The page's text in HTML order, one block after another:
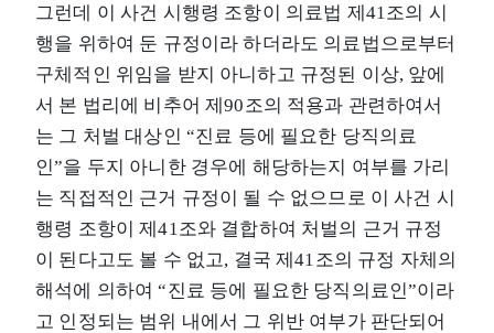
그런데 이 사건 시행령 조항이 의료법 제41조의 시
행을 위하여 둔 규정이라 하더라도 의료법으로부터
구체적인 위임을 받지 아니하고 규정된 이상, 앞에
서 본 법리에 비추어 제90조의 적용과 관련하여서
는 그 처벌 대상인 “진료 등에 필요한 당직의료
인”을 두지 아니한 경우에 해당하는지 여부를 가리
는 직접적인 근거 규정이 될 수 없으므로 이 사건 시
행령 조항이 제41조와 결합하여 처벌의 근거 규정
이 된다고도 볼 수 없고, 결국 제41조의 규정 자체의
해석에 의하여 “진료 등에 필요한 당직의료인”이라
고 인정되는 범위 내에서 그 위반 여부가 판단되어